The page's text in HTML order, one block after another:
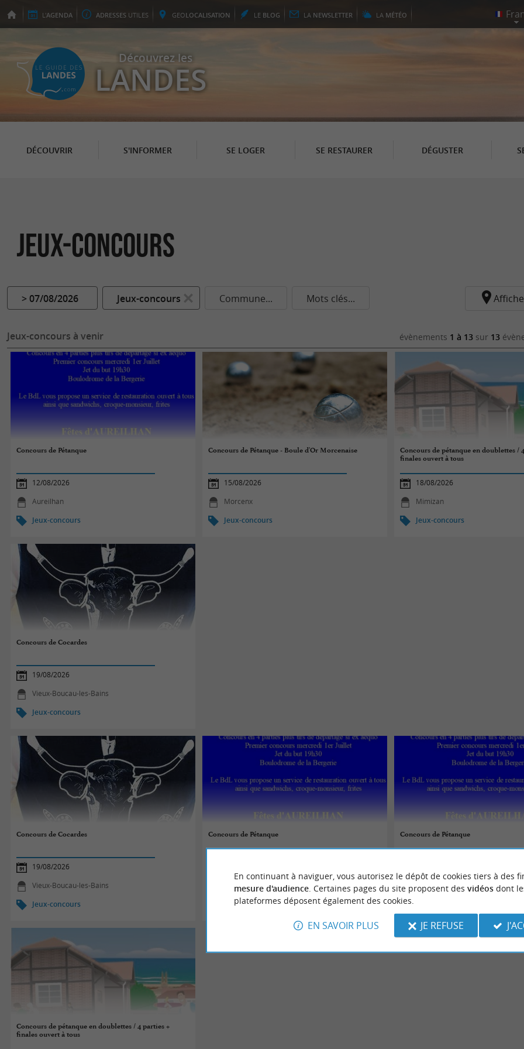
L'AGENDA ADRESSES UTILES GEOLOCALISATION LE BLOG LA NEWSLETTER LA MÉTÉO
Découvrez les
LANDES
DÉCOUVRIR S'INFORMER SE LOGER SE RESTAURER DÉGUSTER
Jeux-concours
> 07/08/2026 Jeux-concours Commune... Mots clés...
Jeux-concours à venir évènements 1 à 13 sur 13
Concours de Pétanque
12/08/2026
Aureilhan
Jeux-concours
Concours de Pétanque - Boule d'Or Morcenaise
15/08/2026
Morcenx
Jeux-concours
Concours de pétanque en doublettes /
finales ouvert à tous
18/08/2026
Mimizan
Jeux-concours
Concours de Cocardes
19/08/2026
Vieux-Boucau-les-Bains
Jeux-concours
Concours de Cocardes
19/08/2026
Vieux-Boucau-les-Bains
Jeux-concours
Concours de Pétanque
Aureilhan
Jeux-concours
Concours de Pétanque
Aureilhan
Concours de pétanque en doublettes / 4 parties +
finales ouvert à tous
En continuant à naviguer, vous autorisez le dépôt de cookies tiers à des
mesure d'audience. Certaines pages du site proposent des vidéosdont
plateformes déposent également des cookies.
EN SAVOIR PLUS JE REFUSE